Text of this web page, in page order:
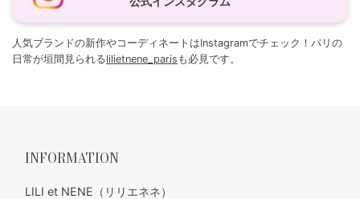
人気ブランドの新作やコーディネートはInstagramでチェック！パリの
日常が垣間見られるlilietnene_paris も必見です。
INFORMATION
LILI et NENE（リリエネネ）